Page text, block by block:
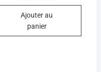
Ajouter au
panier